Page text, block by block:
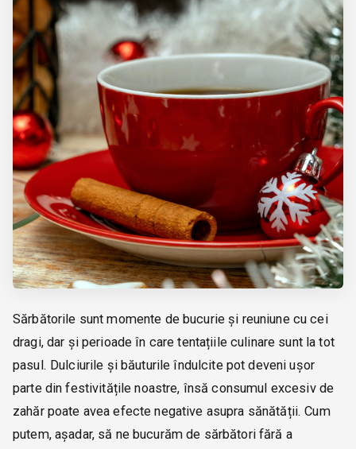
Sărbătorile sunt momente de bucurie și reuniune cu cei
dragi, dar și perioade în care tentațiile culinare sunt la tot
pasul. Dulciurile și băuturile îndulcite pot deveni ușor
parte din festivitățile noastre, însă consumul excesiv de
zahăr poate avea efecte negative asupra sănătății. Cum
putem, așadar, să ne bucurăm de sărbători fără a